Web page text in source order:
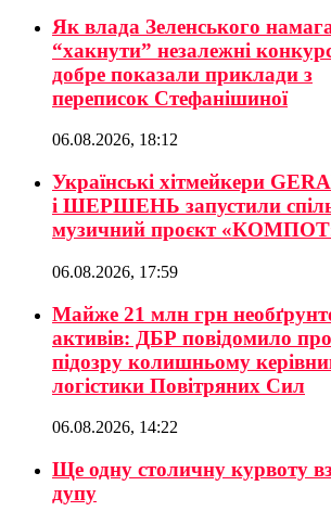
Як влада Зеленського
“хакнути” незалежні
добре показали приклади з
переписок Стефанішиної
06.08.2026, 18:12
Українські хітмейкери
і ШЕРШЕНЬ запустили
музичний проєкт
06.08.2026, 17:59
Майже 21 млн грн
активів: ДБР повідомило про
підозру колишньому
логістики Повітряних Сил
06.08.2026, 14:22
Ще одну столичну курвоту
дупу